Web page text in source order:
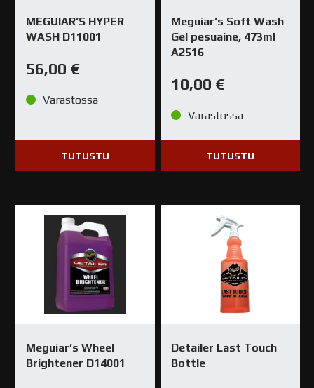
MEGUIAR’S HYPER
WASH D11001
56,00 €
Varastossa
TUTUSTU
Meguiar’s Soft Wash
Gel pesuaine, 473ml
A2516
10,00 €
Varastossa
TUTUSTU
Meguiar’s Wheel
Brightener D14001
Detailer Last Touch
Bottle